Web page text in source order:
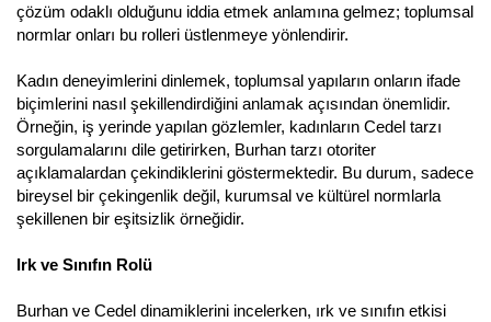
çözüm odaklı olduğunu iddia etmek anlamına gelmez; toplumsal
normlar onları bu rolleri üstlenmeye yönlendirir.
Kadın deneyimlerini dinlemek, toplumsal yapıların onların ifade
biçimlerini nasıl şekillendirdiğini anlamak açısından önemlidir.
Örneğin, iş yerinde yapılan gözlemler, kadınların Cedel tarzı
sorgulamalarını dile getirirken, Burhan tarzı otoriter
açıklamalardan çekindiklerini göstermektedir. Bu durum, sadece
bireysel bir çekingenlik değil, kurumsal ve kültürel normlarla
şekillenen bir eşitsizlik örneğidir.
Irk ve Sınıfın Rolü
Burhan ve Cedel dinamiklerini incelerken, ırk ve sınıfın etkisi